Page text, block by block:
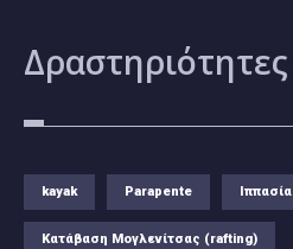
Δραστηριότητες
kayak Parapente Ιππασία
Κατάβαση Μογλενίτσας (rafting)